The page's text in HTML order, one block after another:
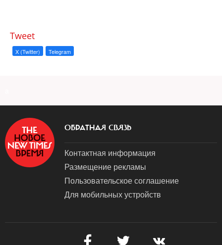
Tweet
X (Twitter) Telegram
ОБРАТНАЯ СВЯЗЬ
Контактная информация
Размещение рекламы
Пользовательское соглашение
Для мобильных устройств